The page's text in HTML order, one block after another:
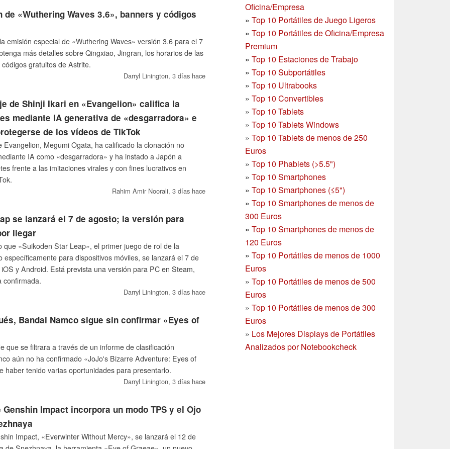
Oficina/Empresa
» Top 10 Portátiles de Juego Ligeros
» Top 10 Portátiles de Oficina/Empresa
Premium
» Top 10 Estaciones de Trabajo
» Top 10 Subportátiles
» Top 10 Ultrabooks
» Top 10 Convertibles
» Top 10 Tablets
» Top 10 Tablets Windows
» Top 10 Tablets de menos de 250
Euros
» Top 10 Phablets (>5.5")
» Top 10 Smartphones
» Top 10 Smartphones (≤5")
» Top 10 Smartphones de menos de
300 Euros
» Top 10 Smartphonesde menos de
120 Euros
» Top 10 Portátiles de menos de 1000
Euros
» Top 10 Portátiles de menos de 500
Euros
» Top 10 Portátiles de menos de 300
Euros
» Los Mejores Displays de Portátiles
Analizados por Notebookcheck
de «Wuthering Waves 3.6», banners y códigos
emisión especial de «Wuthering Waves» versión 3.6 para el 7
más detalles sobre Qingxiao, Jingran, los horarios de las
gratuitos de Astrite.
Darryl Linington, 3 días hace
de Shinji Ikari en «Evangelion» califica la
mediante IA generativa de «desgarradora» e
de los vídeos de TikTok
Evangelion, Megumi Ogata, ha calificado la clonación no
IA como «desgarradora» y ha instado a Japón a
frente a las imitaciones virales y con fines lucrativos en
Rahim Amir Noorali, 3 días hace
se lanzará el 7 de agosto; la versión para
llegar
que «Suikoden Star Leap», el primer juego de rol de la
específicamente para dispositivos móviles, se lanzará el 7 de
y Android. Está prevista una versión para PC en Steam,
confirmada.
Darryl Linington, 3 días hace
Bandai Namco sigue sin confirmar «Eyes of
que se filtrara a través de un informe de clasificación
aún no ha confirmado «JoJo's Bizarre Adventure: Eyes of
haber tenido varias oportunidades para presentarlo.
Darryl Linington, 3 días hace
Impact incorpora un modo TPS y el Ojo
Impact, «Everwinter Without Mercy», se lanzará el 12 de